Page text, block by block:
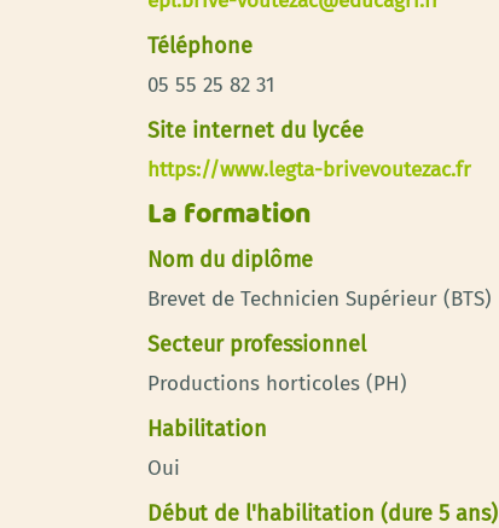
Téléphone
05 55 25 82 31
Site internet du lycée
https://www.legta-brivevoutezac.fr
La formation
Nom du diplôme
Brevet de Technicien Supérieur (BTS)
Secteur professionnel
Productions horticoles (PH)
Habilitation
Oui
Début de l'habilitation (dure 5 ans)